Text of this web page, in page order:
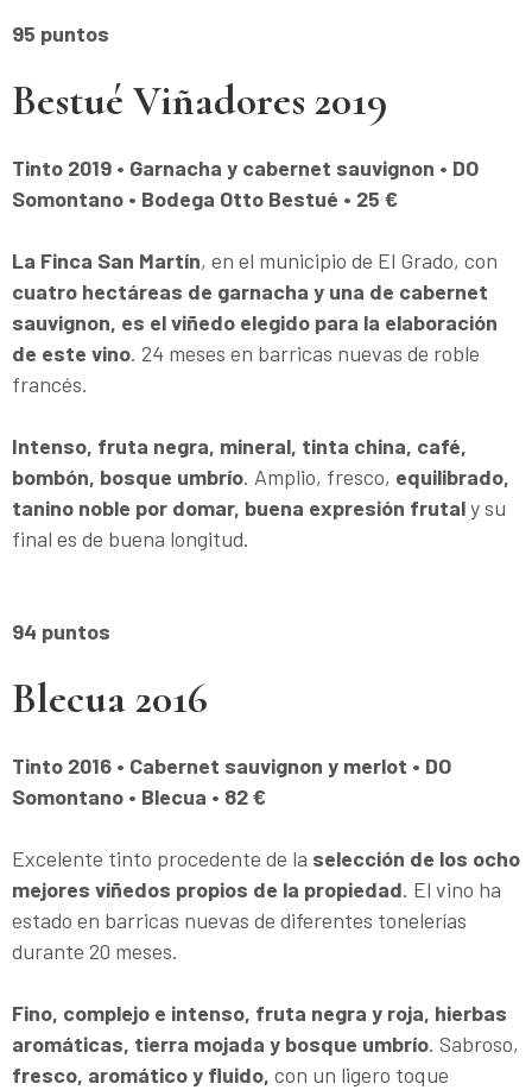
95 puntos
Bestué Viñadores 2019
Tinto 2019 • Garnacha y cabernet sauvignon • DO
Somontano • Bodega Otto Bestué • 25 €
La Finca San Martín, en el municipio de El Grado, con
cuatro hectáreas de garnacha y una de cabernet
sauvignon, es el viñedo elegido para la elaboración
de este vino. 24 meses en barricas nuevas de roble
francés.
Intenso, fruta negra, mineral, tinta china, café,
bombón, bosque umbrío. Amplio, fresco, equilibrado,
tanino noble por domar, buena expresión frutaly su
final es de buena longitud.
94 puntos
Blecua 2016
Tinto 2016 • Cabernet sauvignon y merlot • DO
Somontano • Blecua • 82 €
Excelente tinto procedente de la selección de los ocho
mejores viñedos propios de la propiedad. El vino ha
estado en barricas nuevas de diferentes tonelerías
durante 20 meses.
Fino, complejo e intenso, fruta negra y roja, hierbas
aromáticas, tierra mojada y bosque umbrío. Sabroso,
fresco, aromático y fluido, con un ligero toque